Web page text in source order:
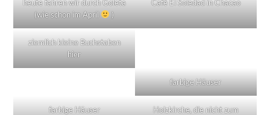
heute fahren wir durch Goleta
(wie schon im April
)
Café El Soledad in Chacao
ziemlich kleine Buchstaben
hier
farbige Häuser
farbige Häuser
Holzkirche, die nicht zum